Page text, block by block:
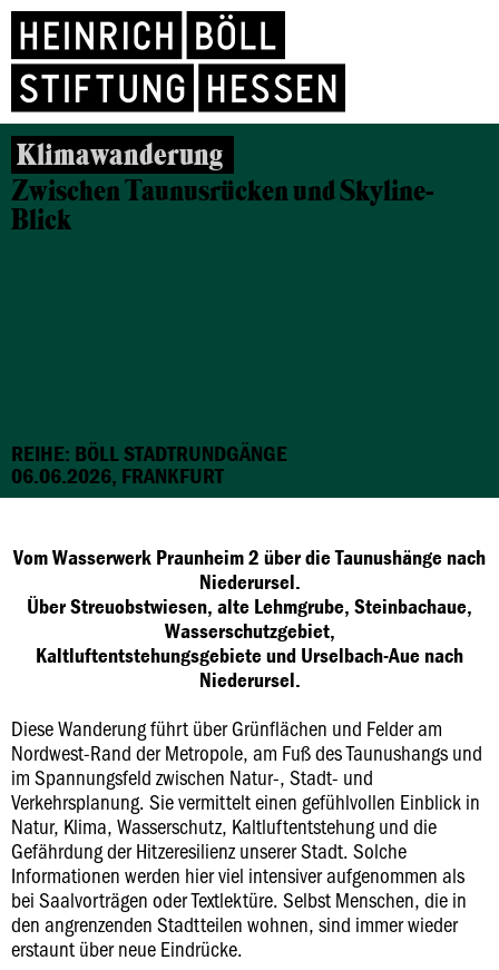
Klimawanderung
Zwischen Taunusrücken und Skyline-
Blick
REIHE: BÖLL STADTRUNDGÄNGE
06.06.2026, FRANKFURT
Vom Wasserwerk Praunheim 2 über die Taunushänge nach
Niederursel.
Über Streuobstwiesen, alte Lehmgrube, Steinbachaue,
Wasserschutzgebiet,
Kaltluftentstehungsgebiete und Urselbach-Aue nach
Niederursel.
Diese Wanderung führt über Grünflächen und Felder am
Nordwest-Rand der Metropole, am Fuß des Taunushangs und
im Spannungsfeld zwischen Natur-, Stadt- und
Verkehrsplanung. Sie vermittelt einen gefühlvollen Einblick in
Natur, Klima, Wasserschutz, Kaltluftentstehung und die
Gefährdung der Hitzeresilienz unserer Stadt. Solche
Informationen werden hier viel intensiver aufgenommen als
bei Saalvorträgen oder Textlektüre. Selbst Menschen, die in
den angrenzenden Stadtteilen wohnen, sind immer wieder
erstaunt über neue Eindrücke.